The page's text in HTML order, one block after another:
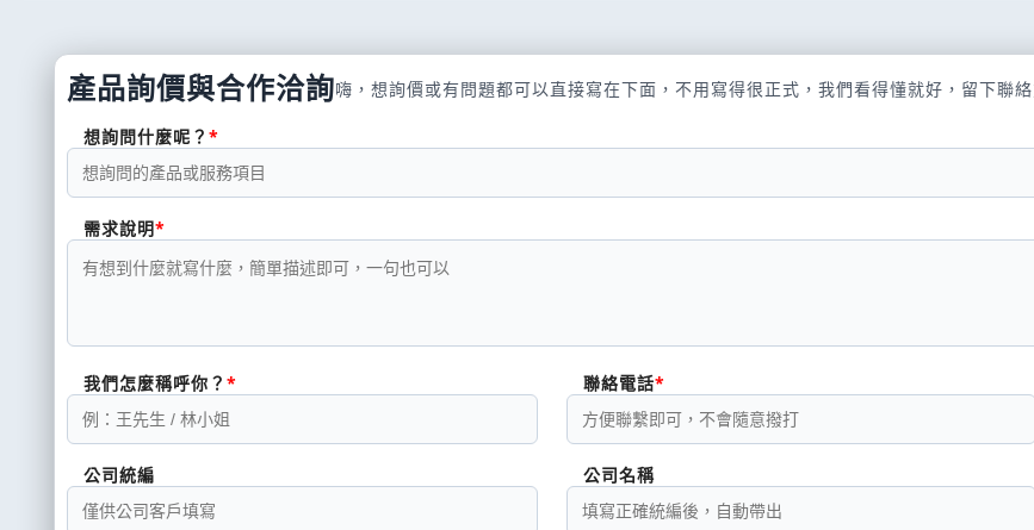
產品詢價與合作洽詢嗨，想詢價或有問題都可以直接寫在下面，不用寫得很正式，我們看得懂就好，留下聯
想詢問什麼呢？
需求說明
我們怎麼稱呼你？ 聯絡電話
公司統編 公司名稱